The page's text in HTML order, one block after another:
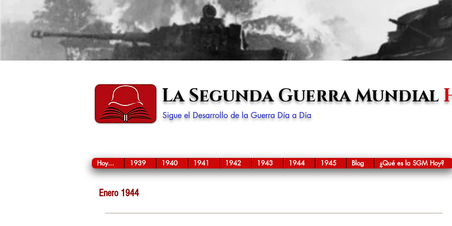
La Segunda Guerra Mundial
Sigue el Desarrollo de la Guerra Día a Día
Hoy... 1939 1940 1941 1942 1943 1944 1945 Blog ¿Qué es la SGM Hoy?
Enero 1944